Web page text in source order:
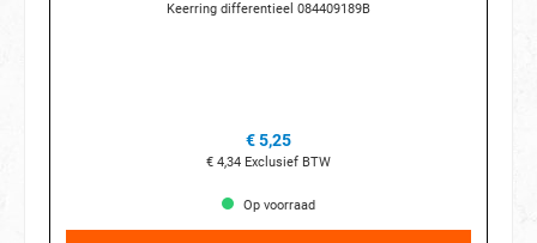
Keerring differentieel 084409189B
€ 5,25
€ 4,34 Exclusief BTW
Op voorraad